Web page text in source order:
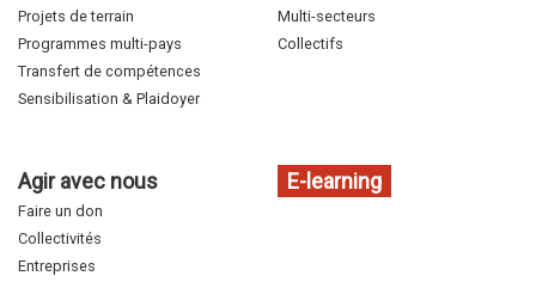
Projets de terrain
Programmes multi-pays
Transfert de compétences
Sensibilisation & Plaidoyer
Multi-secteurs
Collectifs
Agir avec nous
Faire un don
Collectivités
Entreprises
E-learning